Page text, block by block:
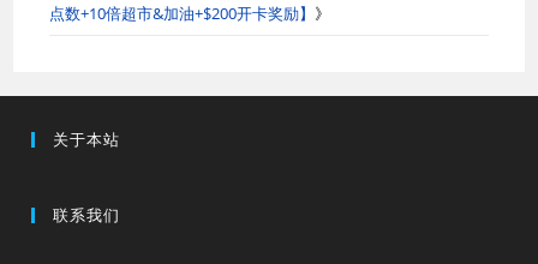
点数+10倍超市&加油+$200开卡奖励】 》
关于本站
联系我们